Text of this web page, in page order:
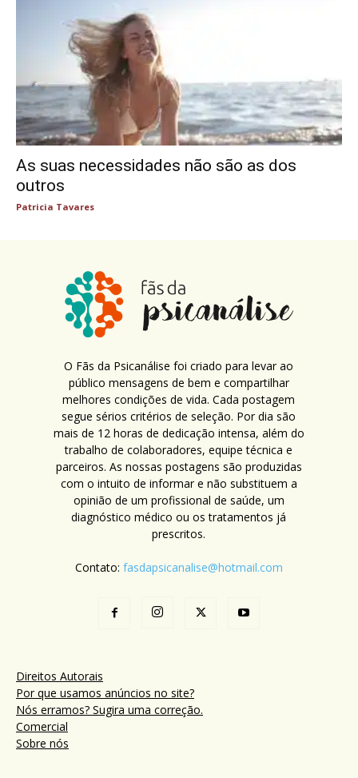
As suas necessidades não são as dos
outros
Patricia Tavares
O Fãs da Psicanálise foi criado para levar ao
público mensagens de bem e compartilhar
melhores condições de vida. Cada postagem
segue sérios critérios de seleção. Por dia são
mais de 12 horas de dedicação intensa, além do
trabalho de colaboradores, equipe técnica e
parceiros. As nossas postagens são produzidas
com o intuito de informar e não substituem a
opinião de um profissional de saúde, um
diagnóstico médico ou os tratamentos já
prescritos.
Contato: fasdapsicanalise@hotmail.com
Direitos Autorais
Por que usamos anúncios no site?
Nós erramos? Sugira uma correção.
Comercial
Sobre nós